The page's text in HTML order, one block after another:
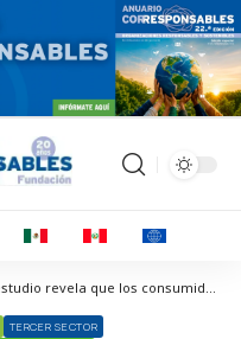
Corresponsables > Noticias > Un nuevo estudio revela que los consumidores priorizan los bosques en las compras sostenibles
TERCER SECTOR